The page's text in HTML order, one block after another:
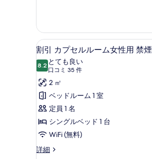
煙
の
す
べ
て
の
写
真
を
表
ル
ー
ム
性
禁
煙
の
詳
細
割
引
カ
プ
セ
ル
ル
ー
ム
8
割引 カプセルルーム女性用 禁煙
8.210 点中 8.2
とても良い
口コミ 35 件
(口
コ
ミ
35
件)
2 ㎡
ベッドルーム 1 室
定員 1 名
シングルベッド 1 台
WiFi (無料)
詳細
割